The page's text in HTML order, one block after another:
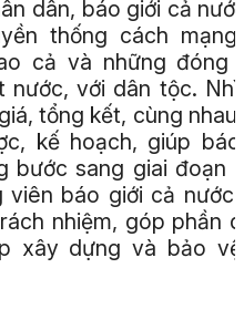
dân, báo giới cả
thống cách
cả và những đóng
nước, với dân tộc.
tổng kết, cùng nhau
kế hoạch, giúp
bước sang giai đoạn
viên báo giới cả nước
nhiệm, góp phần
xây dựng và bảo